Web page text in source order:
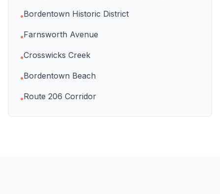
•Bordentown Historic District
•Farnsworth Avenue
•Crosswicks Creek
•Bordentown Beach
•Route 206 Corridor